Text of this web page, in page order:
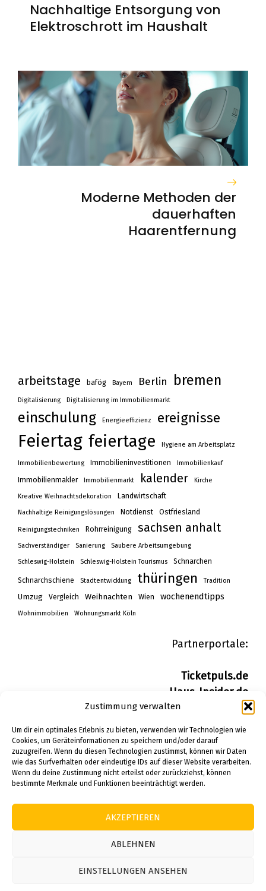
Zustimmung verwalten
Um dir ein optimales Erlebnis zu bieten, verwenden wir Technologien wie
Cookies, um Geräteinformationen zu speichern und/oder darauf
zuzugreifen. Wenn du diesen Technologien zustimmst, können wir Daten
wie das Surfverhalten oder eindeutige IDs auf dieser Website verarbeiten.
Wenn du deine Zustimmung nicht erteilst oder zurückziehst, können
bestimmte Merkmale und Funktionen beeinträchtigt werden.
AKZEPTIEREN
ABLEHNEN
EINSTELLUNGEN ANSEHEN
Nachhaltige Entsorgung von
Elektroschrott im Haushalt
Moderne Methoden der
dauerhaften
Haarentfernung
arbeitstage bafög Bayern Berlin bremen
Digitalisierung Digitalisierung im Immobilienmarkt
einschulung Energieeffizienz ereignisse
Feiertag feiertage Hygiene am Arbeitsplatz
Immobilienbewertung Immobilieninvestitionen Immobilienkauf
Immobilienmakler Immobilienmarkt kalender Kirche
Kreative Weihnachtsdekoration Landwirtschaft
Nachhaltige Reinigungslösungen Notdienst Ostfriesland
Reinigungstechniken Rohrreinigung sachsen anhalt
Sachverständiger Sanierung Saubere Arbeitsumgebung
Schleswig-Holstein Schleswig-Holstein Tourismus Schnarchen
Schnarchschiene Stadtentwicklung thüringen Tradition
Umzug Vergleich Weihnachten Wien wochenendtipps
Wohnimmobilien Wohnungsmarkt Köln
Partnerportale:
Ticketpuls.de
Haus-Insider.de
Wohn-Insider.de
Bau-Insider.de
IMPRESSUM
DATENSCHUTZERKLÄRUNG
PINTEREST